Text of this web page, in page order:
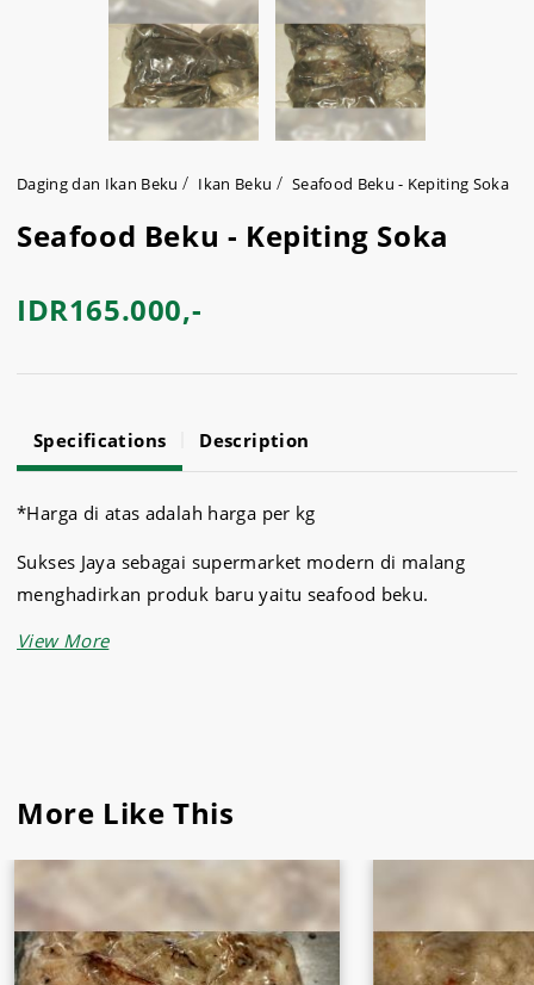
Daging dan Ikan Beku Ikan Beku Seafood Beku - Kepiting Soka
Seafood Beku - Kepiting Soka
IDR165.000,-
Specifications Description
*Harga di atas adalah harga per kg
Sukses Jaya sebagai supermarket modern di malang
menghadirkan produk baru yaitu seafood beku.
Seafood beku ini adalah kepiting soka yang dijual dengan
kepiting gembos
Berbagai produk terbaik kami seperti seafood Beku dan
ikan beku
dengan kualitas dan harga jual terbaik yang
bisa Anda dapatkan hanya diSukses Jaya Malang.
More Like This